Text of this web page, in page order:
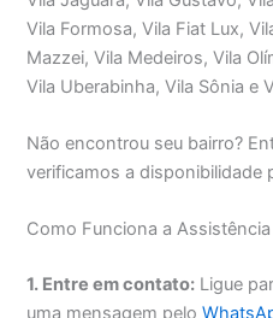
Vila Formosa, Vila Fiat Lux,
Mazzei, Vila Medeiros, Vila
Vila Uberabinha, Vila Sônia e
Não encontrou seu bairro?
verificamos a disponibilidade
Como Funciona a
1. Entre em contato: Ligue
uma mensagem pelo